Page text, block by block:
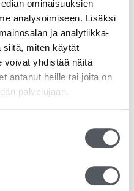
ominaisuuksien
analysoimiseen. Lisäksi
ja analytiikka-
siitä, miten käytät
voivat yhdistää näitä
antanut heille tai joita on
palvelujaan.